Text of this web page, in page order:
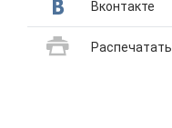
Вконтакте
Распечатать